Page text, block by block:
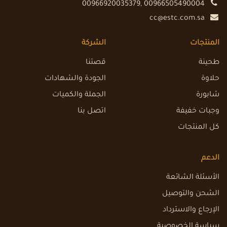
00966920035379, 00966505490004
cc@estc.com.sa
المنتجات
طحينة
حلاوة
شابورة
وجبات خفيفة
كل المنتجات
الشركة
قصتنا
الجودة والشهادات
الجملة والكميات
اتصل بنا
الدعم
الأسئلة الشائعة
الشحن والتوصيل
الإرجاع والاسترداد